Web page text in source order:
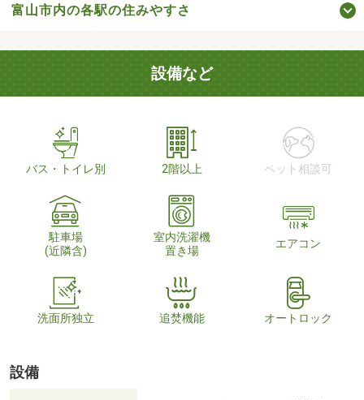
富山市内の各駅の住みやすさ
設備など
バス・トイレ別 2階以上 ペット相談可
駐車場
(近隣含)
室内洗濯機
置き場
エアコン
洗面所独立 追焚機能 オートロック
設備